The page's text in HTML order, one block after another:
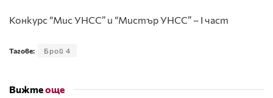
Конкурс “Мис УНСС” и “Мистър УНСС” – І част
Тагове: Брой 4
Вижтеоще